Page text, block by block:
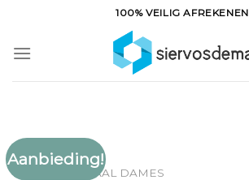
inhoud
100% VEILIG AFREKENEN
Aanbieding!
DRIEHOEK SJAAL DAMES